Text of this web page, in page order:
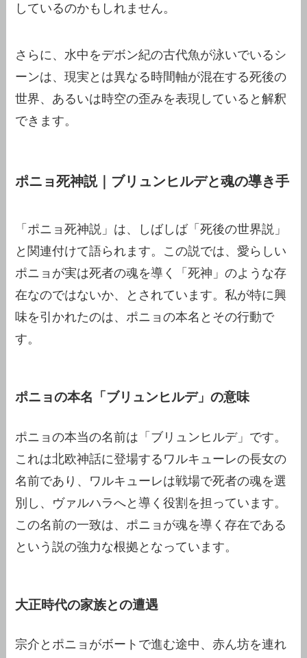
しているのかもしれません。
さらに、水中をデボン紀の古代魚が泳いでいるシ
ーンは、現実とは異なる時間軸が混在する死後の
世界、あるいは時空の歪みを表現していると解釈
できます。
ポニョ死神説｜ブリュンヒルデと魂の導き手
「ポニョ死神説」は、しばしば「死後の世界説」
と関連付けて語られます。この説では、愛らしい
ポニョが実は死者の魂を導く「死神」のような存
在なのではないか、とされています。私が特に興
味を引かれたのは、ポニョの本名とその行動で
す。
ポニョの本名「ブリュンヒルデ」の意味
ポニョの本当の名前は「ブリュンヒルデ」です。
これは北欧神話に登場するワルキューレの長女の
名前であり、ワルキューレは戦場で死者の魂を選
別し、ヴァルハラへと導く役割を担っています。
この名前の一致は、ポニョが魂を導く存在である
という説の強力な根拠となっています。
大正時代の家族との遭遇
宗介とポニョがボートで進む途中、赤ん坊を連れ